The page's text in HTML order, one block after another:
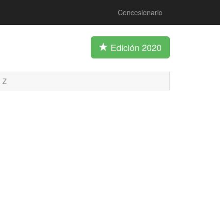
Concesionario
Edición 2020
Z